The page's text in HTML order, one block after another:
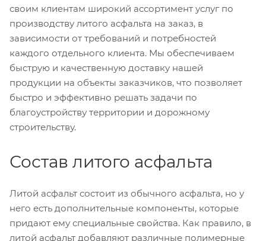
своим клиентам широкий ассортимент услуг по
производству литого асфальта на заказ, в
зависимости от требований и потребностей
каждого отдельного клиента. Мы обеспечиваем
быструю и качественную доставку нашей
продукции на объекты заказчиков, что позволяет
быстро и эффективно решать задачи по
благоустройству территории и дорожному
строительству.
Состав литого асфальта
Литой асфальт состоит из обычного асфальта, но у
него есть дополнительные компоненты, которые
придают ему специальные свойства. Как правило, в
литой асфальт добавляют различные полимерные